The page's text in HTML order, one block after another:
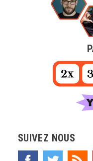
SUIVEZ NOUS
Facebook Twitter